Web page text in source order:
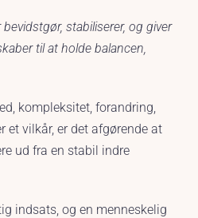
stabiliserer, og giver
til at holde balancen,
kompleksitet, forandring,
et vilkår, er det afgørende at
ud fra en stabil indre
indsats, og en menneskelig